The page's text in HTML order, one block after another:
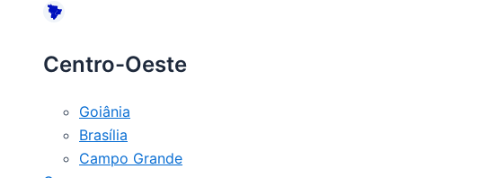
Centro-Oeste
Goiânia
Brasília
Campo Grande